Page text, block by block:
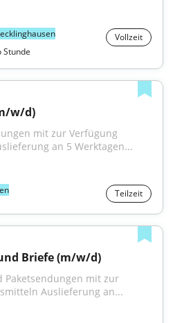
Vollzeit
Stunde
w/d)
mit zur Verfügung
an 5 Werktagen...
Teilzeit
Briefe (m/w/d)
Paketsendungen mit zur
Auslieferung an...